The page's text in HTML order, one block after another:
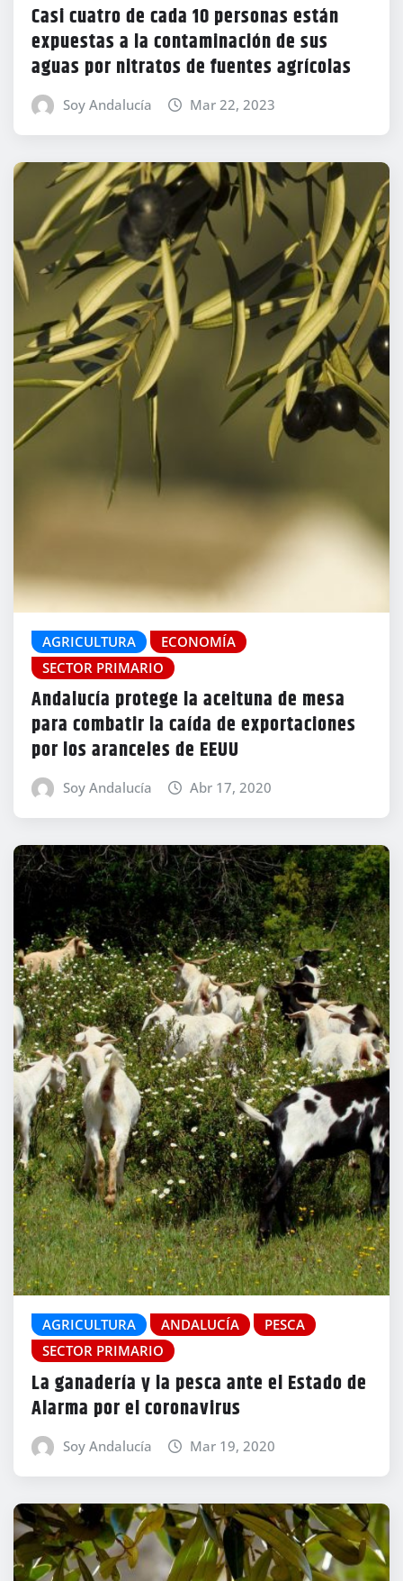
Casi cuatro de cada 10 personas están
expuestas a la contaminación de sus
aguas por nitratos de fuentes agrícolas
Soy Andalucía Mar 22, 2023
AGRICULTURA
ECONOMÍA
SECTOR PRIMARIO
Andalucía protege la aceituna de mesa
para combatir la caída de exportaciones
por los aranceles de EEUU
Soy Andalucía Abr 17, 2020
AGRICULTURA ANDALUCÍA
PESCA
SECTOR PRIMARIO
La ganadería y la pesca ante el Estado de
Alarma por el coronavirus
Soy Andalucía Mar 19, 2020